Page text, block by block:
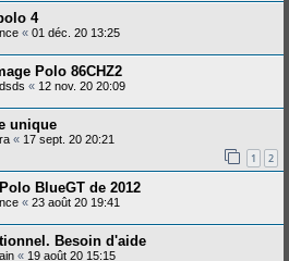
4
« 01 déc. 20 13:25
Polo 86CHZ2
« 12 nov. 20 20:09
unique
« 17 sept. 20 20:21
1 2
BlueGT de 2012
« 23 août 20 19:41
Besoin d'aide
« 19 août 20 15:15